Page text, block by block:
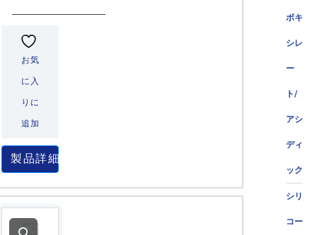
ボキ
シレ
ー
ト/
アシ
ディ
ック
シリ
コー
お気
に入
りに
追加
製品詳細